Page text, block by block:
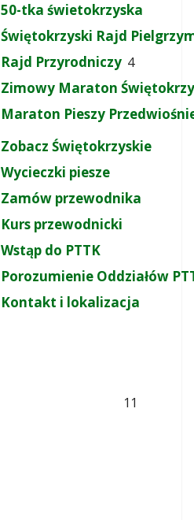
50-tka świetokrzyska
Świętokrzyski Rajd
Rajd Przyrodniczy
Zimowy Maraton
Maraton Pieszy
Zobacz Świętokrzyskie
Wycieczki piesze
Zamów przewodnika
Kurs przewodnicki
Wstąp do PTTK
Porozumienie Oddziałów
Kontakt i lokalizacja
4
11